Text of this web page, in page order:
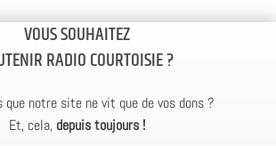
VOUS SOUHAITEZ
RADIO COURTOISIE ?
que notre site ne vit que de vos dons ?
Et, cela, depuis toujours !